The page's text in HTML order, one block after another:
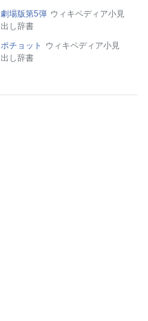
劇場版第5弾 ウィキペディア小見
出し辞書
ポチョット
ウィキペディア小見
出し辞書